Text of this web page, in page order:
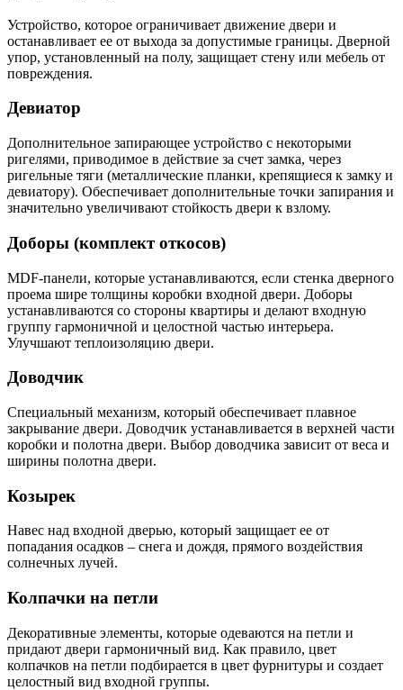
Устройство, которое ограничивает движение двери и
останавливает ее от выхода за допустимые границы. Дверной
упор, установленный на полу, защищает стену или мебель от
повреждения.
Девиатор
Дополнительное запирающее устройство с некоторыми
ригелями, приводимое в действие за счет замка, через
ригельные тяги (металлические планки, крепящиеся к замку и
девиатору). Обеспечивает дополнительные точки запирания и
значительно увеличивают стойкость двери к взлому.
Доборы (комплект откосов)
MDF-панели, которые устанавливаются, если стенка дверного
проема шире толщины коробки входной двери. Доборы
устанавливаются со стороны квартиры и делают входную
группу гармоничной и целостной частью интерьера.
Улучшают теплоизоляцию двери.
Доводчик
Специальный механизм, который обеспечивает плавное
закрывание двери. Доводчик устанавливается в верхней части
коробки и полотна двери. Выбор доводчика зависит от веса и
ширины полотна двери.
Козырек
Навес над входной дверью, который защищает ее от
попадания осадков – снега и дождя, прямого воздействия
солнечных лучей.
Колпачки на петли
Декоративные элементы, которые одеваются на петли и
придают двери гармоничный вид. Как правило, цвет
колпачков на петли подбирается в цвет фурнитуры и создает
целостный вид входной группы.